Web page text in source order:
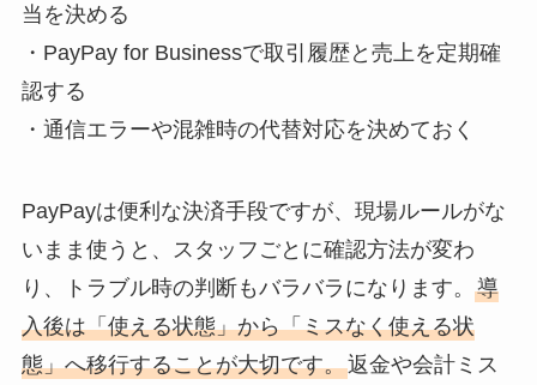
当を決める
・PayPay for Businessで取引履歴と売上を定期確
認する
・通信エラーや混雑時の代替対応を決めておく
PayPayは便利な決済手段ですが、現場ルールがな
いまま使うと、スタッフごとに確認方法が変わ
り、トラブル時の判断もバラバラになります。 導
入後は「使える状態」から「ミスなく使える状
態」へ移行することが大切です。返金や会計ミス